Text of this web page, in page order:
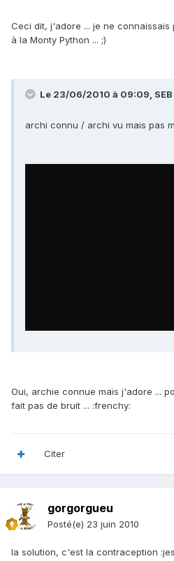
Ceci dit, j'adore ... je ne connaissais
à la Monty Python ... ;)
Le 23/06/2010 à 09:09, SEB
archi connu / archi vu mais pas
Oui, archie connue mais j'adore ...
fait pas de bruit ... :frenchy:
Citer
gorgorgueu
Posté(e) 23 juin 2010
la solution, c'est la contraception